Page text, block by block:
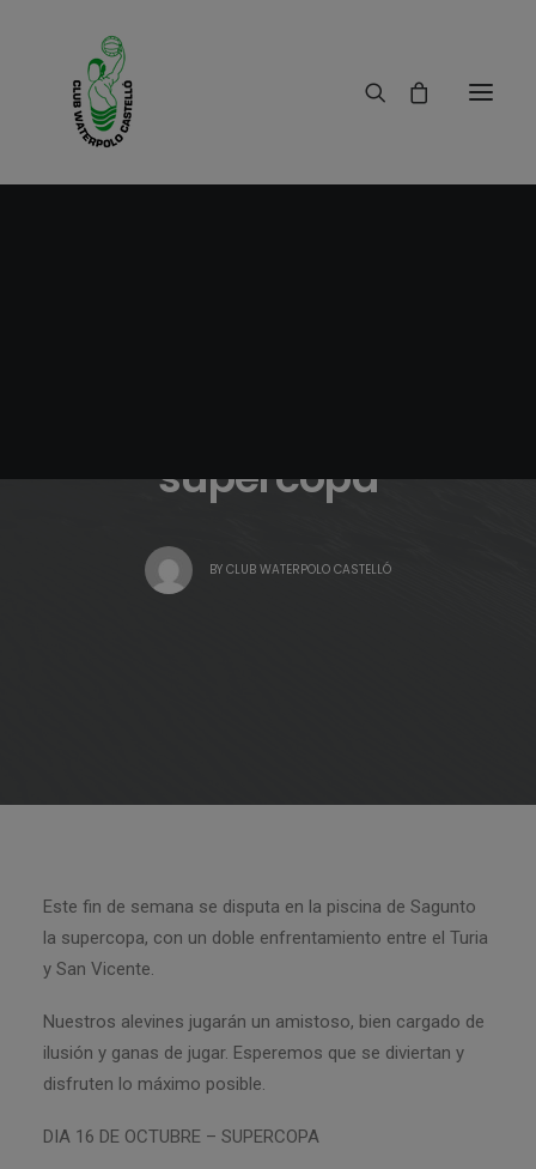
supercopa
BY CLUB WATERPOLO CASTELLÓ
Este fin de semana se disputa en la piscina de Sagunto
la supercopa, con un doble enfrentamiento entre el Turia
y San Vicente.
Nuestros alevines jugarán un amistoso, bien cargado de
ilusión y ganas de jugar. Esperemos que se diviertan y
disfruten lo máximo posible.
DIA 16 DE OCTUBRE – SUPERCOPA